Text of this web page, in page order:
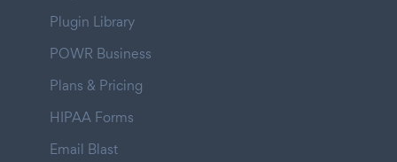
Plugin Library
POWR Business
Plans & Pricing
HIPAA Forms
Email Blast